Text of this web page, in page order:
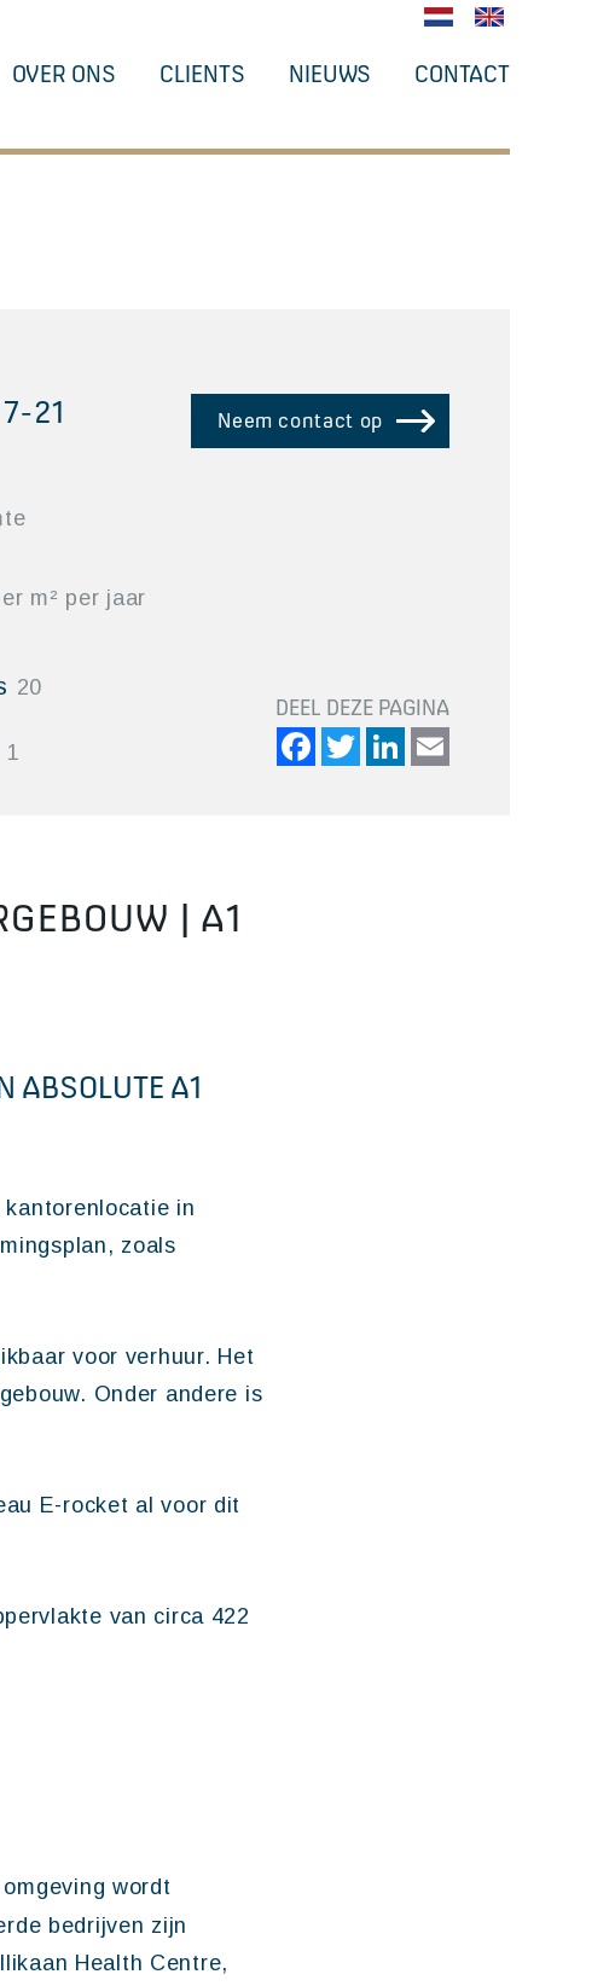
OVER ONS CLIENTS NIEUWS CONTACT
21
m² per jaar
20
1
Neem contact op
DEEL DEZE PAGINA
FacebookTwitterLinkedIn
| A1
ABSOLUTE A1
in
zoals
voor verhuur. Het
Onder andere is
E-rocket al voor dit
van circa 422
wordt
bedrijven zijn
Health Centre,